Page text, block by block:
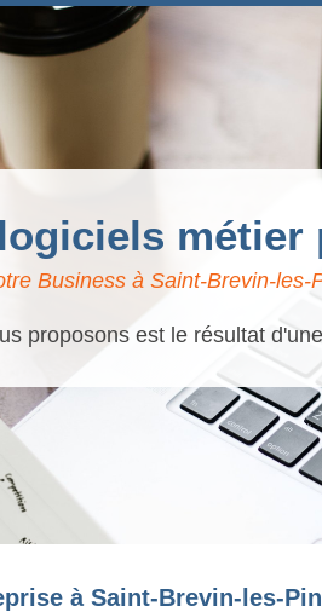
Business à Saint-Brevin-
proposons est le résultat
à Saint-Brevin-les-